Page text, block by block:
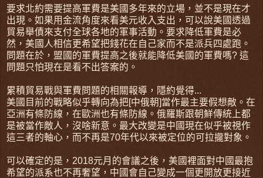
要求北約需要提高軍費是美國多年來的立場，並不是現在才
出現。如果用金流角度來看美元收入支出，可以說美國透過
貿易舉債來支付全球各地的軍事活動。要求降低軍費是必
然，美國人相信更希望把錢花在自己家而不是派兵四處跑。
問題在於，盟國的軍費提高之後就能降低美國的軍費嗎? 這
問題只怕現在是看不出答案的。
累積貿易戰與軍費問題的相關報導，隱約覺得...
美國目前的戰略似乎轉向為把[中俄朝]當作最主要假想敵。在
亞洲有條防線，在歐洲也有條防線。俄羅斯跟朝鮮傳統上都
是被當作敵人，沒啥新意。最大改變是中國現在似乎被視作
這三者的軸心，而不再是70年代以來被定位的可拉攏對象。
可以確定的是，2018元月的會議之後，美國裡面對中國最抱
希望的派系也不再奢望，中國會自己變成一個更開放更接近